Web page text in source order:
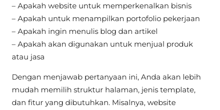
– Apakah website untuk memperkenalkan bisnis
– Apakah untuk menampilkan portofolio pekerjaan
– Apakah ingin menulis blog dan artikel
– Apakah akan digunakan untuk menjual produk
atau jasa
Dengan menjawab pertanyaan ini, Anda akan lebih
mudah memilih struktur halaman, jenis template,
dan fitur yang dibutuhkan. Misalnya, website